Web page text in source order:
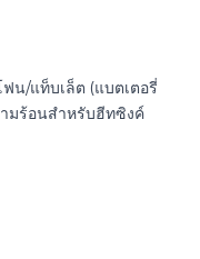
น/แท็บเล็ต (แบตเตอรี่
มร้อนสำหรับฮีทซิงค์